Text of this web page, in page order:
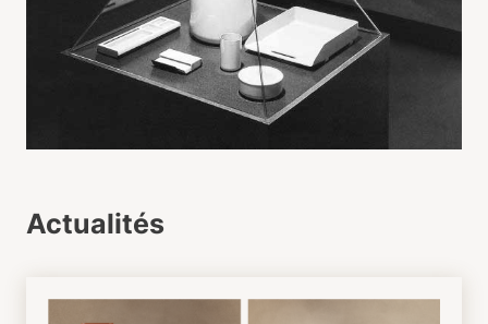
Actualités